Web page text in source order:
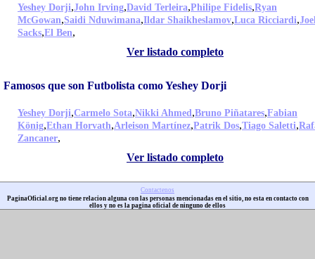
Yeshey Dorji,John Irving,David Terleira,Philipe Fidelis,Ryan
McGowan,Saidi Nduwimana,Ildar Shaikheslamov,Luca Ricciardi,
Sacks,El Ben,
Ver listado completo
Famosos que son Futbolista como Yeshey Dorji
Yeshey Dorji,Carmelo Sota,Nikki Ahmed,Bruno Piñatares,Fabian
König,Ethan Horvath,Arleison Martínez,Patrik Dos,Tiago Saletti,
Zancaner,
Ver listado completo
Contactenos
PaginaOficial.org no tiene relacion alguna con las personas mencionadas en el sitio, no esta en contacto con
ellos y no es la pagina oficial de ninguno de ellos